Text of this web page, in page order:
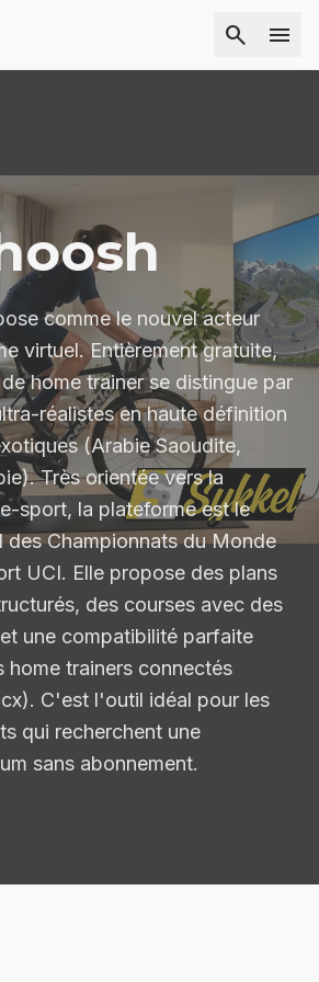
search menu
comme le nouvel acteur
virtuel. Entièrement gratuite,
home trainer se distingue par
réalistes en haute définition
(Arabie Saoudite,
Très orientée vers la
sport, la plateforme est le
des Championnats du Monde
UCI. Elle propose des plans
des courses avec des
une compatibilité parfaite
home trainers connectés
C'est l'outil idéal pour les
qui recherchent une
sans abonnement.